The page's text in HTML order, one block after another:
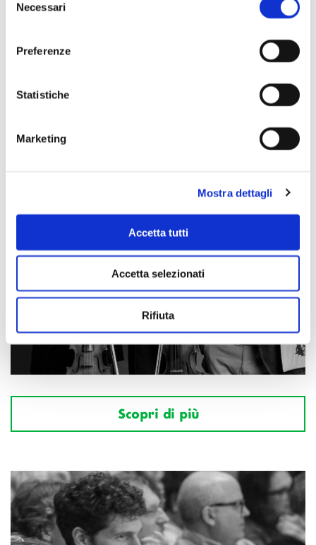
delNecessari
Preferenze
Statistiche
Marketing
Mostra dettagli
Accetta tutti
Accetta selezionati
Rifiuta
Scopri di più